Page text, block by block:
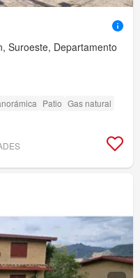
Suroeste, Departamento
Patio Gas natural